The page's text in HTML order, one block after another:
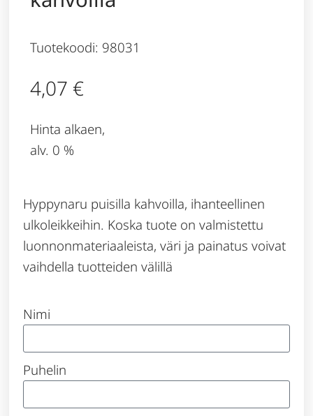
Tuotekoodi: 98031
4,07 €
Hinta alkaen,
alv. 0 %
Hyppynaru puisilla kahvoilla, ihanteellinen
ulkoleikkeihin. Koska tuote on valmistettu
luonnonmateriaaleista, väri ja painatus voivat
vaihdella tuotteiden välillä
Nimi
Puhelin